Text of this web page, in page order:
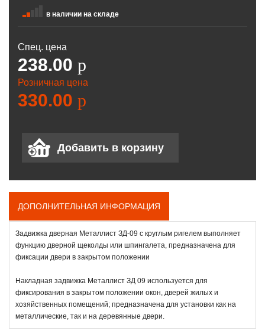
в наличии на складе
Спец. цена
238.00 p
Розничная цена
330.00 p
ДОПОЛНИТЕЛЬНАЯ ИНФОРМАЦИЯ
Задвижка дверная Металлист ЗД-09 с круглым ригелем выполняет
функцию дверной щеколды или шпингалета, предназначена для
фиксации двери в закрытом положении
Накладная задвижка Металлист ЗД 09 используется для
фиксирования в закрытом положении окон, дверей жилых и
хозяйственных помещений; предназначена для установки как на
металлические, так и на деревянные двери.